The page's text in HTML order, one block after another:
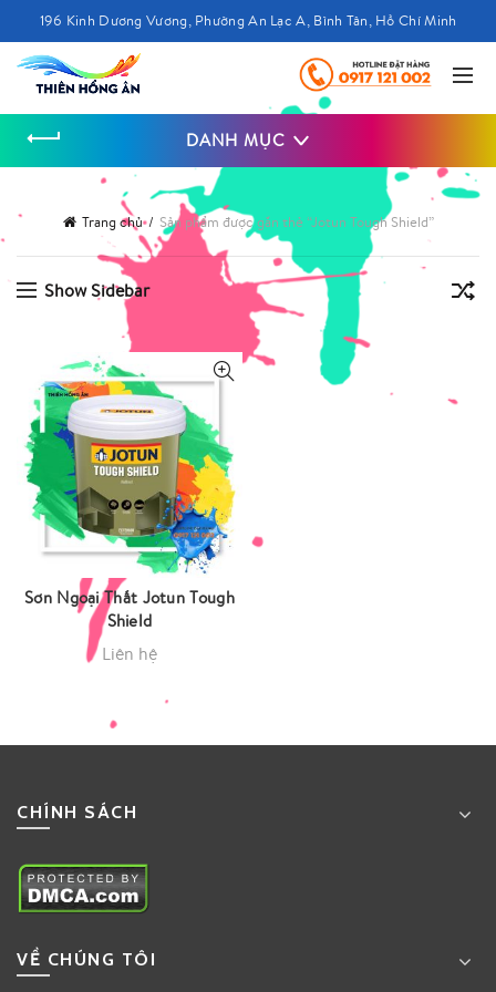
196 Kinh Dương Vương, Phường An Lạc A, Bình Tân, Hồ Chí Minh
DANH MỤC
Trang chủ Sản phẩm được gắn thẻ “Jotun Tough Shield”
Show Sidebar
Sơn Ngoại Thất Jotun Tough
Shield
Liên hệ
CHÍNH SÁCH
VỀ CHÚNG TÔI